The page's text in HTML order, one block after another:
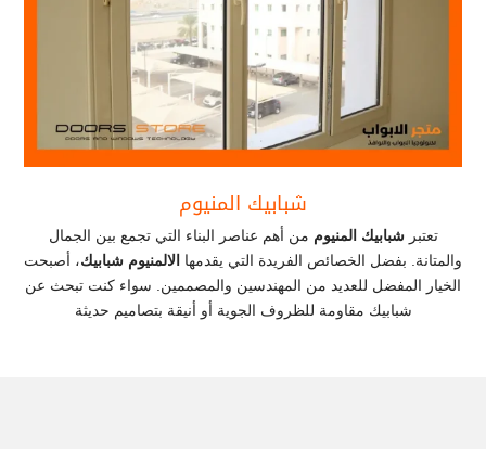
شبابيك المنيوم
تعتبرشبابيك المنيوم من أهم عناصر البناء التي تجمع بين الجمال
والمتانة. بفضل الخصائص الفريدة التي يقدمها الالمنيوم شبابيك، أصبحت
الخيار المفضل للعديد من المهندسين والمصممين. سواء كنت تبحث عن
شبابيك مقاومة للظروف الجوية أو أنيقة بتصاميم حديثة